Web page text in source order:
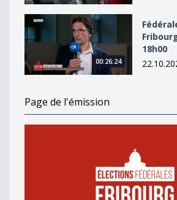
Fédérales 2023 / Fribourg /
00:26:24
18h00
Page de l'émission